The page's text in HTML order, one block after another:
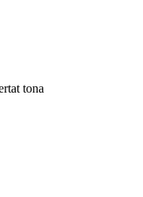
tona